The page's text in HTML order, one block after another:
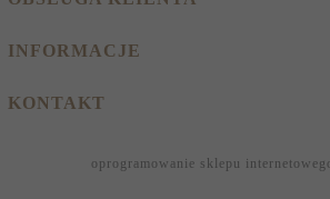
INFORMACJE
KONTAKT
oprogramowanie sklepu